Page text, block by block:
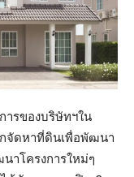
ารของบริษัทฯใน
จัดหาที่ดินเพื่อพัฒนา
าโครงการใหม่ๆ